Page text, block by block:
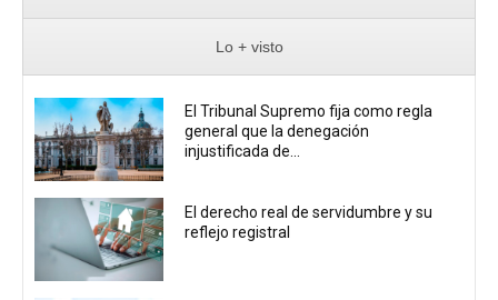
Lo + visto
El Tribunal Supremo fija como regla
general que la denegación
injustificada de...
El derecho real de servidumbre y su
reflejo registral